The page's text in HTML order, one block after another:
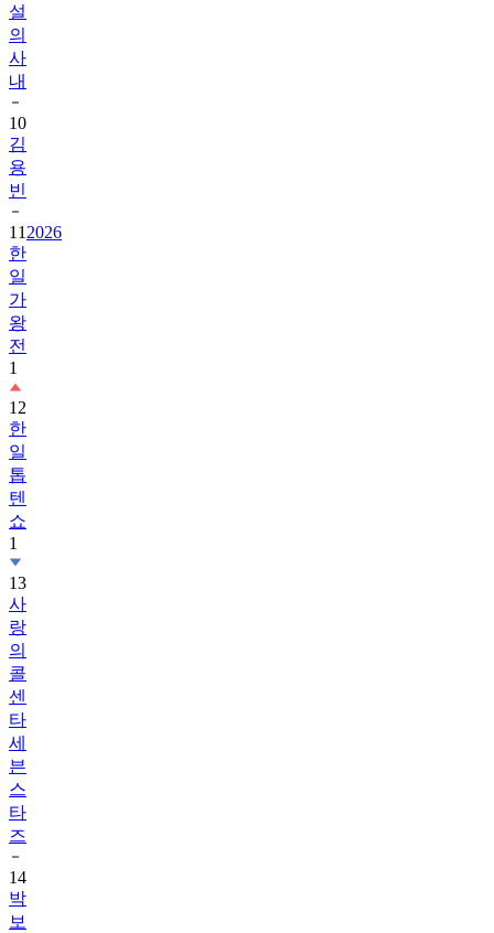
설
의
사
내
10
김
용
빈
11 2026
한
일
가
왕
전
1
12
한
일
톱
텐
쇼
1
13
사
랑
의
콜
센
타
세
븐
스
타
즈
14
박
보